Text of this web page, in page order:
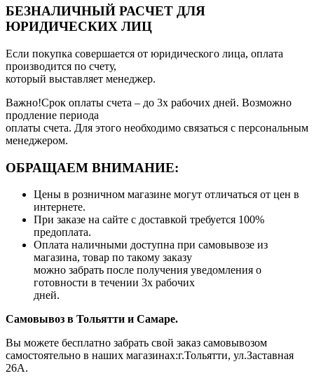
БЕЗНАЛИЧНЫЙ РАСЧЕТ ДЛЯ
ЮРИДИЧЕСКИХ ЛИЦ
Если покупка совершается от юридического лица, оплата
производится по счету,
который выставляет менеджер.
Важно!Срок оплаты счета – до 3х рабочих дней. Возможно
продление периода
оплаты счета. Для этого необходимо связаться с персональным
менеджером.
ОБРАЩАЕМ ВНИМАНИЕ:
Цены в розничном магазине могут отличаться от цен в
интернете.
При заказе на сайте с доставкой требуется 100%
предоплата.
Оплата наличными доступна при самовывозе из
магазина, товар по такому заказу
можно забрать после получения уведомления о
готовности в течении 3х рабочих
дней.
Самовывоз в Тольятти и Самаре.
Вы можете бесплатно забрать свой заказ самовывозом
самостоятельно в наших магазинах:г.Тольятти, ул.Заставная
26А.